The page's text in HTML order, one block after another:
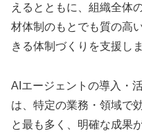
えるとともに、組織全体
材体制のもとでも質の高
きる体制づくりを支援しま
AIエージェントの導入・
は、特定の業務・領域で
と最も多く、明確な成果